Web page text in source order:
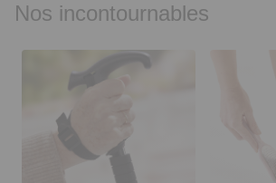
Nos incontournables